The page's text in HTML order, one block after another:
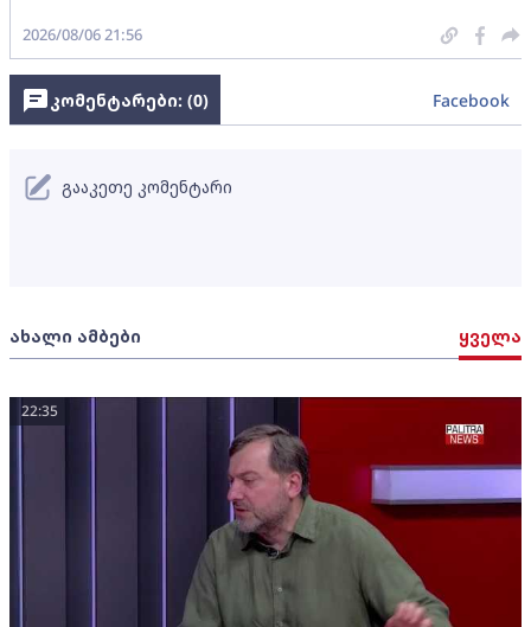
2026/08/06 21:56
ახალი ამბები ყველა
22:35
კომენტარები: (0) Facebook
გააკეთე კომენტარი